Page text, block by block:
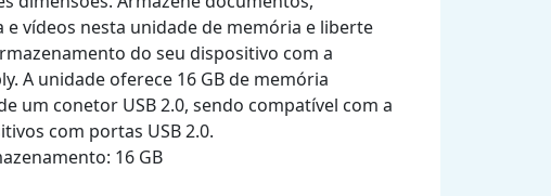
vídeos nesta unidade de memória e liberte
do seu dispositivo com a
A unidade oferece 16 GB de memória
um conetor USB 2.0, sendo compatível com a
com portas USB 2.0.
16 GB